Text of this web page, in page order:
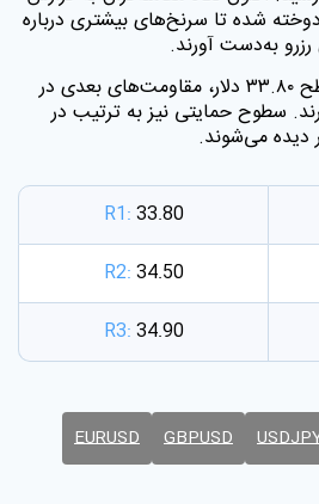
دوخته شده تا سرنخ‌های بیشتری درباره
به‌دست آورند.
در صورت عبور قیمت از سطح ۳۳.۸۰ دلار، مقاومت‌های بعدی در
قرار دارند. سطوح حمایتی نیز به ترتیب در
.
R1: 33.80
R2: 34.50
R3: 34.90
GBPUSD
EURUSD